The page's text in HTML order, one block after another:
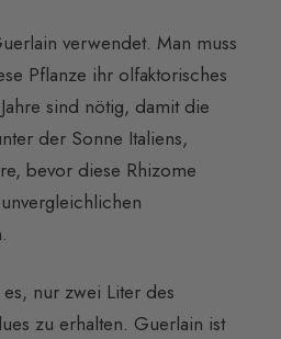
verwendet. Man muss
Pflanze ihr olfaktorisches
sind nötig, damit die
der Sonne Italiens,
bevor diese Rhizome
nur zwei Liter des
zu erhalten. Guerlain ist